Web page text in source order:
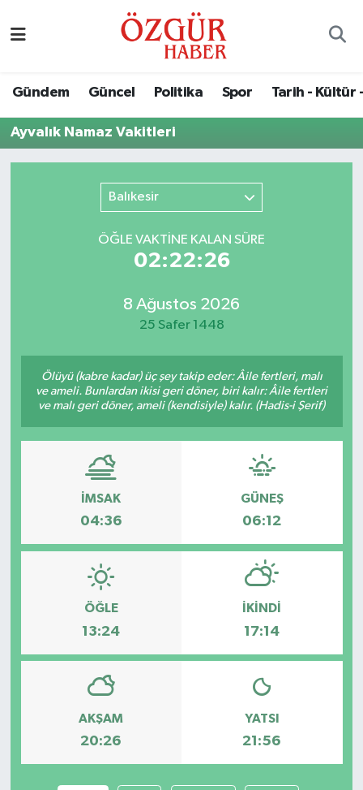
Gündem Güncel Politika Spor Tarih - Kültür
Ayvalık Namaz Vakitleri
Balıkesir
ÖĞLE VAKTİNE KALAN SÜRE
02:22:26
8 Ağustos 2026
25 Safer 1448
Ölüyü (kabre kadar) üç şey takip eder: Âile fertleri, malı
ve ameli. Bunlardan ikisi geri döner, biri kalır: Âile fertleri
ve malı geri döner, ameli (kendisiyle) kalır. (Hadis-i Şerif)
İMSAK
04:36
GÜNEŞ
06:12
ÖĞLE
13:24
İKINDI
17:14
AKŞAM
20:26
YATSI
21:56
Ekonomi
Sağlık
Tarih - Kültür - Sanat - Turizm
Yaşam
Nöbetçi Eczaneler
Trafik Durumu
Tüm Manşetler
Son Dakika Haberleri